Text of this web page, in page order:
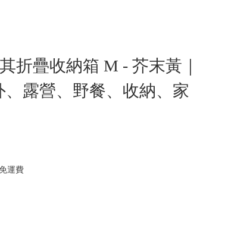
折疊收納箱 M - 芥末黃｜
、露營、野餐、收納、家
運費